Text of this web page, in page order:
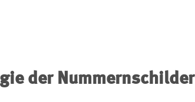
der Nummernschilder